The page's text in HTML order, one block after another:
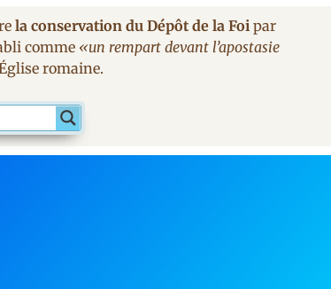
la conservation du Dépôt de la Foi par
comme «un rempart devant l’apostasie
romaine.